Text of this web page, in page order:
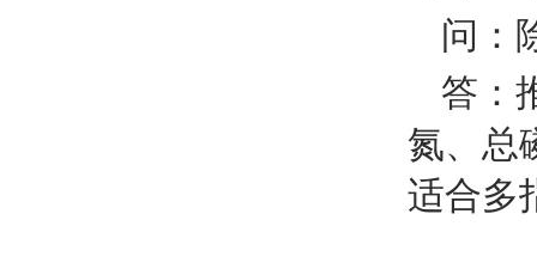
问：
答：
氮、总
适合多